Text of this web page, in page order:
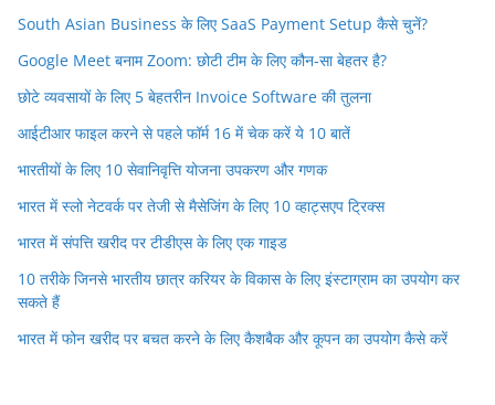
South Asian Business के लिए SaaS Payment Setup कैसे चुनें?
Google Meet बनाम Zoom: छोटी टीम के लिए कौन-सा बेहतर है?
छोटे व्यवसायों के लिए 5 बेहतरीन Invoice Software की तुलना
आईटीआर फाइल करने से पहले फॉर्म 16 में चेक करें ये 10 बातें
भारतीयों के लिए 10 सेवानिवृत्ति योजना उपकरण और गणक
भारत में स्लो नेटवर्क पर तेजी से मैसेजिंग के लिए 10 व्हाट्सएप ट्रिक्स
भारत में संपत्ति खरीद पर टीडीएस के लिए एक गाइड
10 तरीके जिनसे भारतीय छात्र करियर के विकास के लिए इंस्टाग्राम का उपयोग कर
सकते हैं
भारत में फोन खरीद पर बचत करने के लिए कैशबैक और कूपन का उपयोग कैसे करें